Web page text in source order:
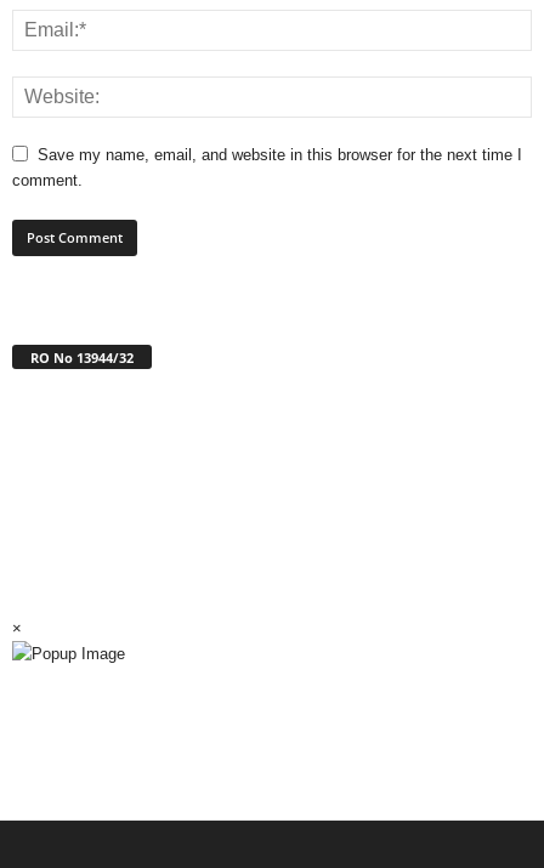
Save my name, email, and website in this browser for the next time I
comment.
RO No 13944/32
×